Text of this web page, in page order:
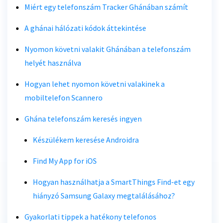
Miért egy telefonszám Tracker Ghánában számít
A ghánai hálózati kódok áttekintése
Nyomon követni valakit Ghánában a telefonszám
helyét használva
Hogyan lehet nyomon követni valakinek a
mobiltelefon Scannero
Ghána telefonszám keresés ingyen
Készülékem keresése Androidra
Find My App for iOS
Hogyan használhatja a SmartThings Find-et egy
hiányzó Samsung Galaxy megtalálásához?
Gyakorlati tippek a hatékony telefonos